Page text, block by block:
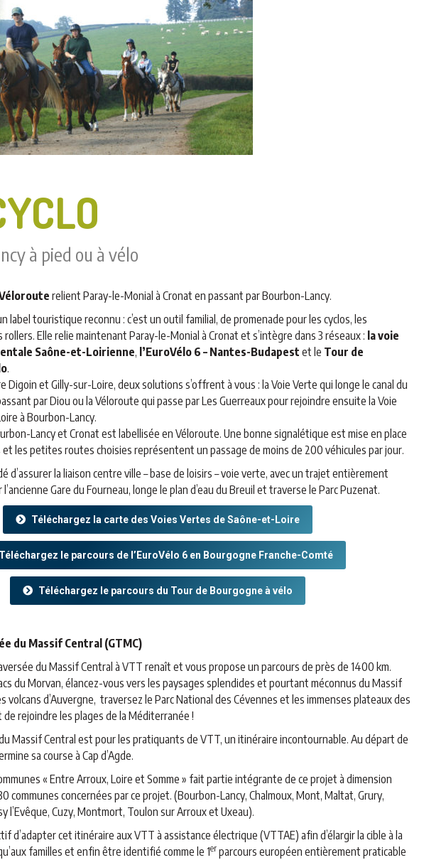
à pied ou à vélo
relient Paray-le-Monial à Cronat en passant par Bourbon-Lancy.
label touristique reconnu : c’est un outil familial, de promenade pour les cyclos, les
Elle relie maintenant Paray-le-Monial à Cronat et s’intègre dans 3 réseaux : la voie
Saône-et-Loirienne, l’EuroVélo 6 – Nantes-Budapest et le Tour de
.
Digoin et Gilly-sur-Loire, deux solutions s’offrent à vous : la Voie Verte qui longe le canal du
par Diou ou la Véloroute qui passe par Les Guerreaux pour rejoindre ensuite la Voie
à Bourbon-Lancy.
Lancy et Cronat est labellisée en Véloroute. Une bonne signalétique est mise en place
et les petites routes choisies représentent un passage de moins de 200 véhicules par jour.
d’assurer la liaison centre ville – base de loisirs – voie verte, avec un trajet entièrement
Gare du Fourneau, longe le plan d’eau du Breuil et traverse le Parc Puzenat.
Téléchargez la carte des Voies Vertes de Saône-et-Loire
Téléchargez le parcours de l’EuroVélo 6 en Bourgogne Franche-Comté
Téléchargez le parcours du Tour de Bourgogne à vélo
du Massif Central (GTMC)
du Massif Central à VTT renaît et vous propose un parcours de près de 1400 km.
du Morvan, élancez-vous vers les paysages splendides et pourtant méconnus du Massif
volcans d’Auvergne, traversez le Parc National des Cévennes et les immenses plateaux des
de rejoindre les plages de la Méditerranée !
Massif Central est pour les pratiquants de VTT, un itinéraire incontournable. Au départ de
sa course à Cap d’Agde.
« Entre Arroux, Loire et Somme » fait partie intégrante de ce projet à dimension
communes concernées par ce projet. (Bourbon-Lancy, Chalmoux, Mont, Maltat, Grury,
l’Evêque, Cuzy, Montmort, Toulon sur Arroux et Uxeau).
d’adapter cet itinéraire aux VTT à assistance électrique (VTTAE) afin d’élargir la cible à la
familles et enfin être identifié comme le 1er parcours européen entièrement praticable